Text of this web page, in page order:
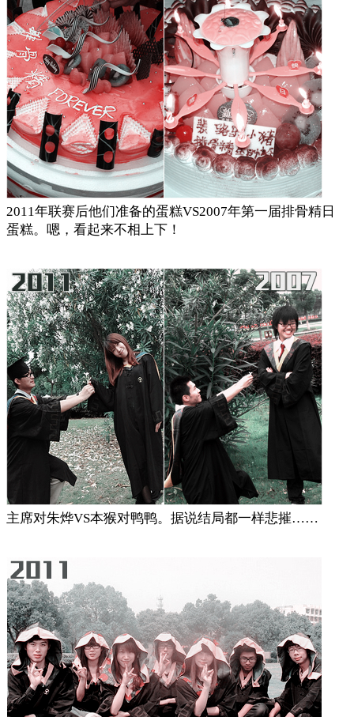
2011年联赛后他们准备的蛋糕VS2007年第一届排骨精日
蛋糕。嗯，看起来不相上下！
主席对朱烨VS本猴对鸭鸭。据说结局都一样悲摧……